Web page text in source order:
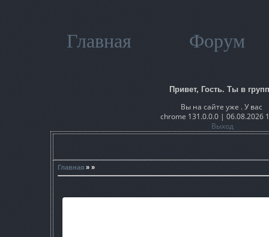
Главная Форум
Привет, Гость. Ты в
Вы на сайте уже . У вас
chrome 131.0.0.0 | 06.08.2026
Выход
Главная » »